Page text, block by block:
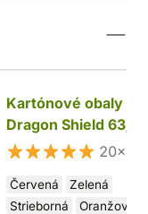
Kartónové obaly
Dragon Shield 63,5
mm - lesklá farba
20×
Červená
Zelená
Strieborná
Oranžová